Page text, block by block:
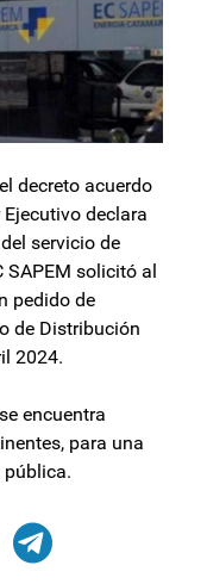
decreto acuerdo
declara
servicio de
SAPEM solicitó al
pedido de
de Distribución
2024.
encuentra
para una